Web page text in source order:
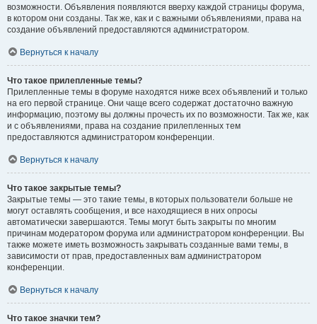
возможности. Объявления появляются вверху каждой страницы форума,
в котором они созданы. Так же, как и с важными объявлениями, права на
создание объявлений предоставляются администратором.
Вернуться к началу
Что такое прилепленные темы?
Прилепленные темы в форуме находятся ниже всех объявлений и только
на его первой странице. Они чаще всего содержат достаточно важную
информацию, поэтому вы должны прочесть их по возможности. Так же, как
и с объявлениями, права на создание прилепленных тем
предоставляются администратором конференции.
Вернуться к началу
Что такое закрытые темы?
Закрытые темы — это такие темы, в которых пользователи больше не
могут оставлять сообщения, и все находящиеся в них опросы
автоматически завершаются. Темы могут быть закрыты по многим
причинам модератором форума или администратором конференции. Вы
также можете иметь возможность закрывать созданные вами темы, в
зависимости от прав, предоставленных вам администратором
конференции.
Вернуться к началу
Что такое значки тем?